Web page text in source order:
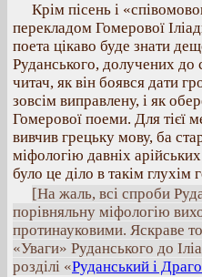
Крім пісень і
перекладом Гомерової
поета цікаво буде знати
Руданського, долучених до
читач, як він боявся дати
зовсім виправлену, і як
Гомерової поеми. Для тієї
вивчив грецьку мову, ба
міфологію давніх
було це діло в такім глухім
[На жаль, всі спроби
порівняльну міфологію
протинауковими. Яскраве
«Уваги» Руданського до
розділі «Руданський і